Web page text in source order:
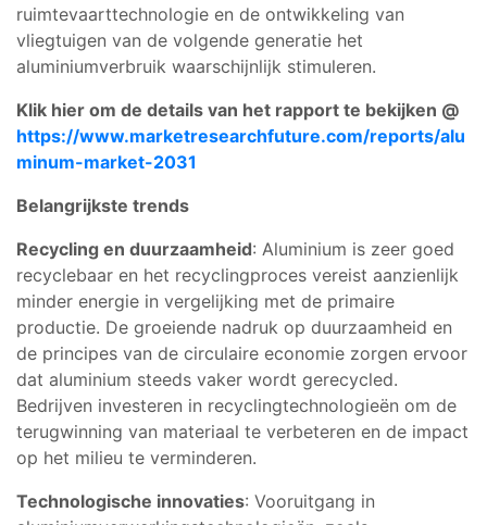
ruimtevaarttechnologie en de ontwikkeling van
vliegtuigen van de volgende generatie het
aluminiumverbruik waarschijnlijk stimuleren.
Klik hier om de details van het rapport te bekijken @
https://www.marketresearchfuture.com/reports/alu
minum-market-2031
Belangrijkste trends
Recycling en duurzaamheid: Aluminium is zeer goed
recyclebaar en het recyclingproces vereist aanzienlijk
minder energie in vergelijking met de primaire
productie. De groeiende nadruk op duurzaamheid en
de principes van de circulaire economie zorgen ervoor
dat aluminium steeds vaker wordt gerecycled.
Bedrijven investeren in recyclingtechnologieën om de
terugwinning van materiaal te verbeteren en de impact
op het milieu te verminderen.
Technologische innovaties: Vooruitgang in